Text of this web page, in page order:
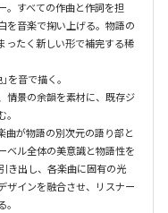
。すべての作曲と作詞を担
を音楽で掬い上げる。物語の
ったく新しい形で補完する稀
を音で描く。
情景の余韻を素材に、既存ジ
。
曲が物語の別次元の語り部と
ベル全体の美意識と物語性を
き出し、各楽曲に固有の光
ザインを融合させ、リスナー